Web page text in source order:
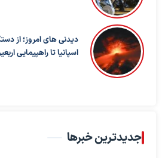
دیدنی های امروز؛ از
اسپانیا تا راهپیمایی
جدیدترین خبرها